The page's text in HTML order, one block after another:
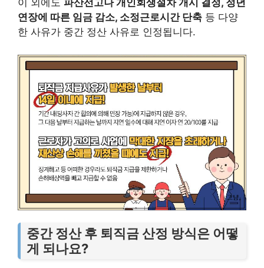
이 외에도 파산선고나 개인회생절차 개시 결정, 정년
연장에 따른 임금 감소, 소정근로시간 단축 등 다양
한 사유가 중간 정산 사유로 인정됩니다.
중간 정산 후 퇴직금 산정 방식은 어떻
게 되나요?